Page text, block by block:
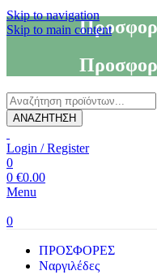
Skip to navigation
Skip to main content
Products
search
ΑΝΑΖΗΤΗΣΗ
Login / Register
0
0 €0.00
Menu
0
ΠΡΟΣΦΟΡΕΣ
Ναργιλέδες